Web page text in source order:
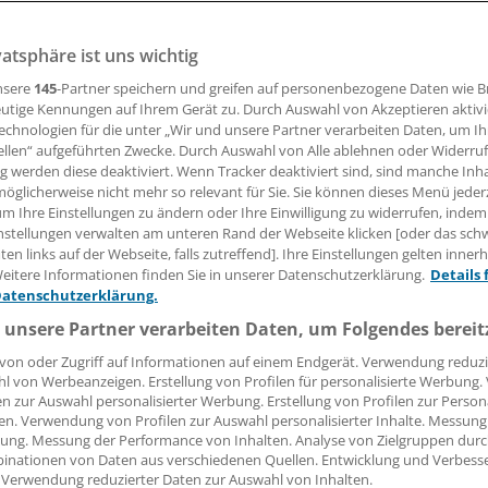
15:45 Uhr
Zeitdruck hat der Beirat zur Weiterentwicklung des
am Montag seine Arbeit an einem
stand die Erarbeitung des Evaluationskonzepts, schrieb
der Gesundheitsökonom Professor Jürgen Wasem,
(BVA) muss seine Expertise bis
die Koalitionäre nach der Bundestagswahl Material
hat das Bundesgesundheitsministeriumnach langem
Sonderevaluation beauftragt. Die Studie soll die
die Konsequenzen verschiedener Reformoptionen
ist uns wichtig
145-Partner speichern und greifen auf personenbezogene Daten wie
Kennungen auf Ihrem Gerät zu. Durch Auswahl von Akzeptieren
für die unter „Wir und unsere Partner verarbeiten Daten, um
aufgeführten Zwecke. Durch Auswahl von Alle ablehnen oder
werden diese deaktiviert. Wenn Tracker deaktiviert sind, sind manche
nicht mehr so relevant für Sie. Sie können dieses Menü
Ihre Einstellungen zu ändern oder Ihre Einwilligung zu widerrufen, indem
verwalten am unteren Rand der Webseite klicken [oder das
links auf der Webseite, falls zutreffend]. Ihre Einstellungen gelten
Informationen finden Sie in unserer Datenschutzerklärung. Details
Partner verarbeiten Daten, um Folgendes
oder Zugriff auf Informationen auf einem Endgerät. Verwendung
von Werbeanzeigen. Erstellung von Profilen für personalisierte
zur Auswahl personalisierter Werbung. Erstellung von Profilen zur
Verwendung von Profilen zur Auswahl personalisierter Inhalte.
Messung der Performance von Inhalten. Analyse von Zielgruppen
von Daten aus verschiedenen Quellen. Entwicklung und
reduzierter Daten zur Auswahl von Inhalten.